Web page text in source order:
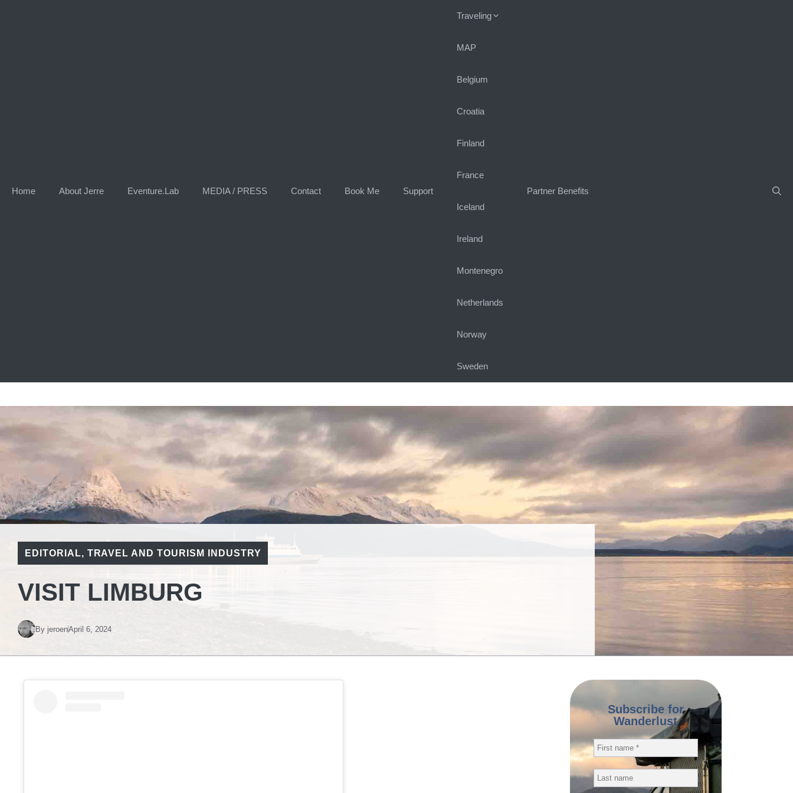
Home About Jerre Eventure.Lab MEDIA / PRESS Contact Book Me Support
Traveling
MAP
Belgium
Croatia
Finland
France
Iceland
Ireland
Montenegro
Netherlands
Norway
Sweden
Partner Benefits
EDITORIAL, TRAVEL AND TOURISM INDUSTRY
VISIT LIMBURG
By jeroenApril 6, 2024
Subscribe for
Wanderlust